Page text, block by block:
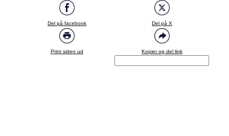
Del på facebook Del på X
Print siden ud Kopier og del link